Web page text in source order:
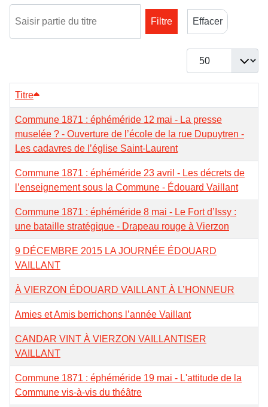
Filtre
Effacer
Afficher #
Titre
Commune 1871 : éphéméride 12 mai - La presse
muselée ? - Ouverture de l’école de la rue Dupuytren -
Les cadavres de l’église Saint-Laurent
Commune 1871 : éphéméride 23 avril - Les décrets de
l’enseignement sous la Commune - Édouard Vaillant
Commune 1871 : éphéméride 8 mai - Le Fort d’Issy :
une bataille stratégique - Drapeau rouge à Vierzon
9 DÉCEMBRE 2015 LA JOURNÉE ÉDOUARD
VAILLANT
À VIERZON ÉDOUARD VAILLANT À L’HONNEUR
Amies et Amis berrichons l’année Vaillant
CANDAR VINT À VIERZON VAILLANTISER
VAILLANT
Commune 1871 : éphéméride 19 mai - L'attitude de la
Commune vis-à-vis du théâtre